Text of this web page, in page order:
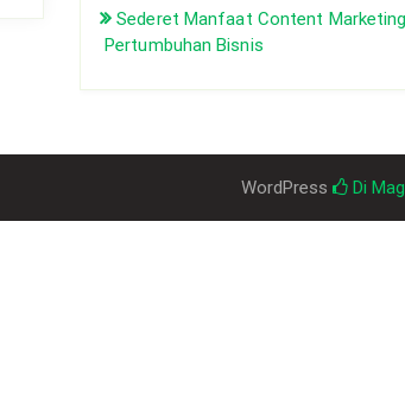
Sederet Manfaat Content
Pertumbuhan Bisnis
WordPress Di